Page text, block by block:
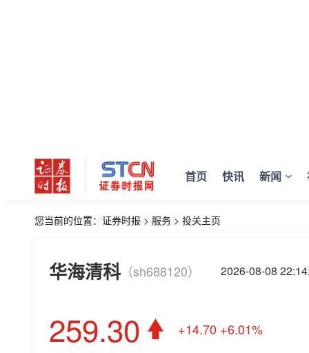
首页 快讯 新闻
您当前的位置： 证券时报 > 服务 > 投关主页
华海清科 （sh688120） 2026-08-08
259.30 +14.70 +6.01%